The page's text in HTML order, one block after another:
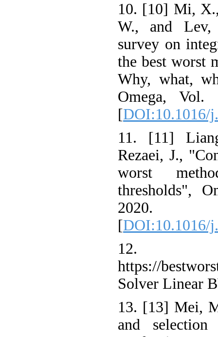
10. [10] Mi,
W., and Lev,
survey on
the best worst
Why, what,
Omega,
[DOI:10.1016/
11. [11]
Rezaei, J.,
worst
thresholds",
2020.
[DOI:10.1016/
https://
Solver Linear
13. [13] Mei,
and